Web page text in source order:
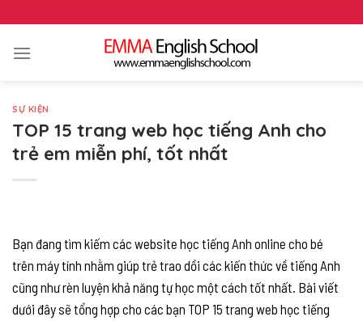
content
SỰ KIỆN
TOP 15 trang web học tiếng Anh cho
trẻ em miễn phí, tốt nhất
Bạn đang tìm kiếm các website học tiếng Anh online cho bé
trên máy tính nhằm giúp trẻ trao dồi các kiến thức về tiếng Anh
cũng như rèn luyện khả năng tự học một cách tốt nhất. Bài viết
dưới đây sẽ tổng hợp cho các bạn TOP 15 trang web học tiếng